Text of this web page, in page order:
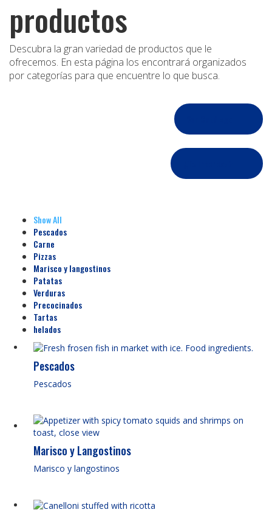
productos
Descubra la gran variedad de productos que le
ofrecemos. En esta página los encontrará organizados
por categorías para que encuentre lo que busca.
Show All
Pescados
Carne
Pizzas
Marisco y langostinos
Patatas
Verduras
Precocinados
Tartas
helados
Pescados
Pescados
Marisco y Langostinos
Marisco y langostinos